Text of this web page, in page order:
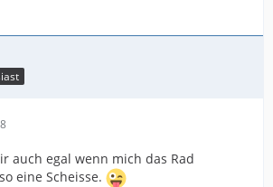
auch egal wenn mich das Rad
eine Scheisse.